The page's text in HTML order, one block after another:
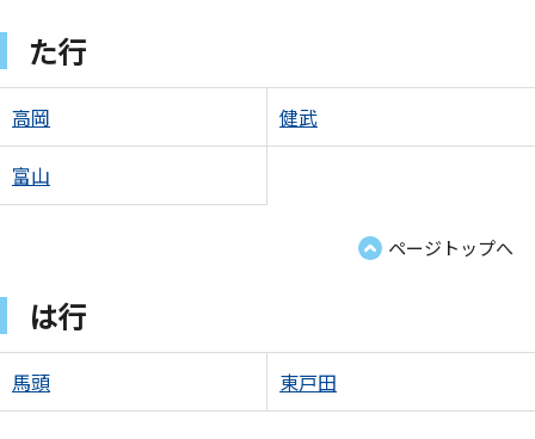
た行
高岡 健武
富山
ページトップへ
は行
馬頭 東戸田